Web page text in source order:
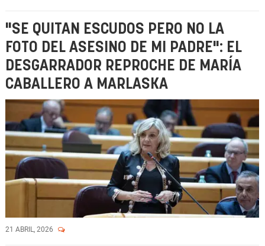
"SE QUITAN ESCUDOS PERO NO LA
FOTO DEL ASESINO DE MI PADRE": EL
DESGARRADOR REPROCHE DE MARÍA
CABALLERO A MARLASKA
21 ABRIL, 2026